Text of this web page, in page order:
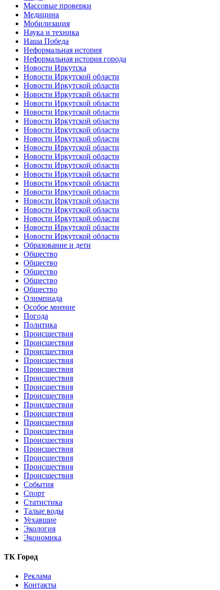
Массовые проверки
Медицина
Мобилизация
Наука и техника
Наша Победа
Неформальная история
Неформальная история города
Новости Иркутска
Новости Иркутской области
Новости Иркутской области
Новости Иркутской области
Новости Иркутской области
Новости Иркутской области
Новости Иркутской области
Новости Иркутской области
Новости Иркутской области
Новости Иркутской области
Новости Иркутской области
Новости Иркутской области
Новости Иркутской области
Новости Иркутской области
Новости Иркутской области
Новости Иркутской области
Новости Иркутской области
Новости Иркутской области
Новости Иркутской области
Новости Иркутской области
Образование и дети
Общество
Общество
Общество
Общество
Общество
Олимпиада
Особое мнение
Погода
Политика
Происшествия
Происшествия
Происшествия
Происшествия
Происшествия
Происшествия
Происшествия
Происшествия
Происшествия
Происшествия
Происшествия
Происшествия
Происшествия
Происшествия
Происшествия
Происшествия
Происшествия
События
Спорт
Статистика
Талые воды
Уехавшие
Экология
Экономика
ТК Город
Реклама
Контакты